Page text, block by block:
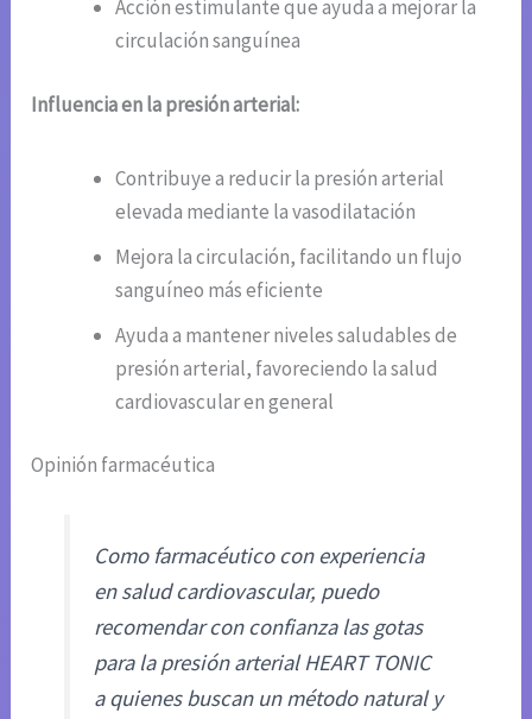
Acción estimulante que ayuda a mejorar la
circulación sanguínea
Influencia en la presión arterial:
Contribuye a reducir la presión arterial
elevada mediante la vasodilatación
Mejora la circulación, facilitando un flujo
sanguíneo más eficiente
Ayuda a mantener niveles saludables de
presión arterial, favoreciendo la salud
cardiovascular en general
Opinión farmacéutica
Como farmacéutico con experiencia
en salud cardiovascular, puedo
recomendar con confianza las gotas
para la presión arterial HEART TONIC
a quienes buscan un método natural y